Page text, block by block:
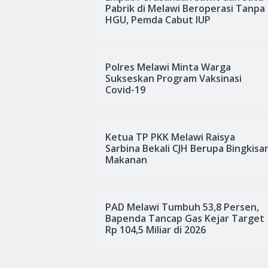
Pabrik di Melawi Beroperasi Tanpa
HGU, Pemda Cabut IUP
Polres Melawi Minta Warga
Sukseskan Program Vaksinasi
Covid-19
Ketua TP PKK Melawi Raisya
Sarbina Bekali CJH Berupa
Makanan
PAD Melawi Tumbuh 53,8 Persen,
Bapenda Tancap Gas Kejar Target
Rp 104,5 Miliar di 2026